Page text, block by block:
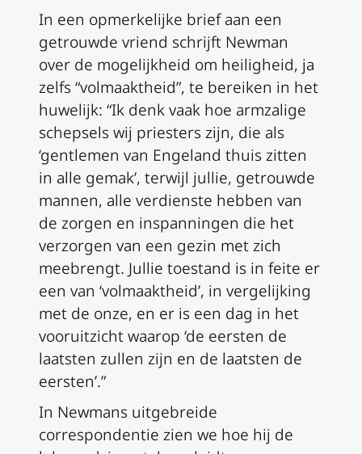
In een opmerkelijke brief aan een
getrouwde vriend schrijft Newman
over de mogelijkheid om heiligheid, ja
zelfs “volmaaktheid”, te bereiken in het
huwelijk: “Ik denk vaak hoe armzalige
schepsels wij priesters zijn, die als
‘gentlemen van Engeland thuis zitten
in alle gemak’, terwijl jullie, getrouwde
mannen, alle verdienste hebben van
de zorgen en inspanningen die het
verzorgen van een gezin met zich
meebrengt. Jullie toestand is in feite er
een van ‘volmaaktheid’, in vergelijking
met de onze, en er is een dag in het
vooruitzicht waarop ‘de eersten de
laatsten zullen zijn en de laatsten de
eersten’.”
In Newmans uitgebreide
correspondentie zien we hoe hij de